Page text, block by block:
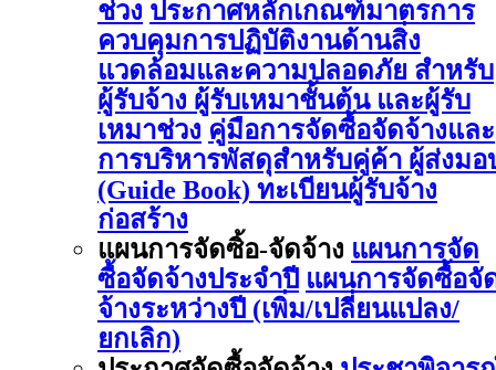
ช่วง ประกาศหลักเกณฑ์มาตรการ
ควบคุมการปฏิบัติงานด้านสิ่ง
แวดล้อมและความปลอดภัย สำหรับ
ผู้รับจ้าง ผู้รับเหมาชั้นต้น และผู้รับ
เหมาช่วง คู่มือการจัดซื้อจัดจ้างและ
การบริหารพัสดุสำหรับคู่ค้า ผู้ส่งมอ
(Guide Book) ทะเบียนผู้รับจ้าง
ก่อสร้าง
แผนการจัดซิ้อ-จัดจ้าง แผนการจัด
ซื้อจัดจ้างประจำปี แผนการจัดซื้อจั
จ้างระหว่างปี (เพิ่ม/เปลี่ยนแปลง/
ยกเลิก)